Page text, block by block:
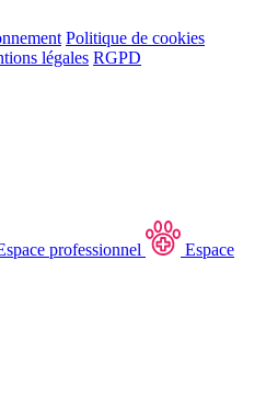
Politique de cookies
légales RGPD
professionnel
Espace